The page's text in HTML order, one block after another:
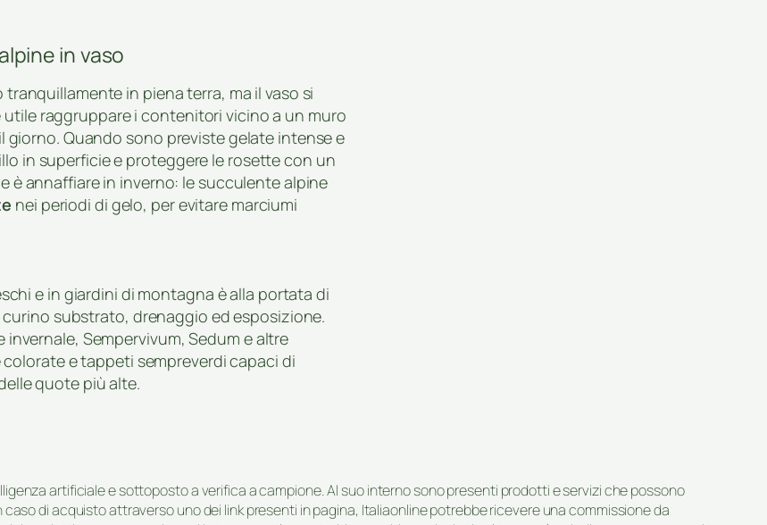
in vaso
in piena terra, ma il vaso si
raggruppare i contenitori vicino a un muro
Quando sono previste gelate intense e
in superficie e proteggere le rosette con un
è annaffiare in inverno: le succulente alpine
nei periodi di gelo, per evitare marciumi
e in giardini di montagna è alla portata di
substrato, drenaggio ed esposizione.
Sempervivum, Sedum e altre
e tappeti sempreverdi capaci di
quote più alte.
artificiale e sottoposto a verifica a campione. Al suo interno sono presenti prodotti e servizi che possono
di acquisto attraverso uno dei link presenti in pagina, Italiaonline potrebbe ricevere una commissione da